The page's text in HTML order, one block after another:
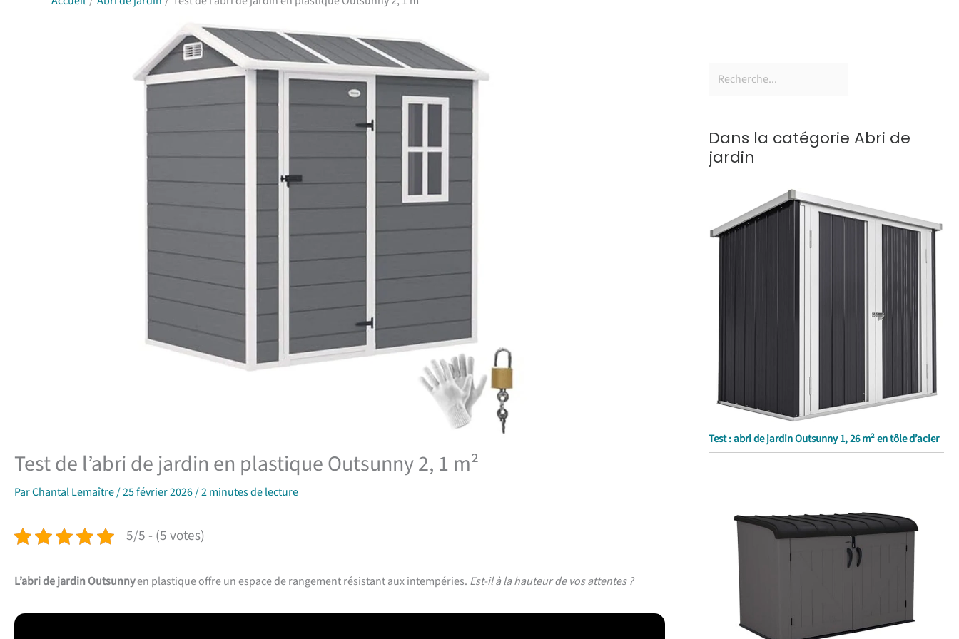
Test de l’abri de jardin en plastique Outsunny 2, 1 m²
ParChantal Lemaître/25 février 2026/2 minutes de lecture
5/5 - (5 votes)
L’abri de jardin Outsunnyen plastique offre un espace de rangement résistant aux intempéries. Est-il à la hauteur de vos attentes ?
Dans la catégorie Abri de
jardin
Test : abri de jardin Outsunny 1, 26 m² en tôle d’acier